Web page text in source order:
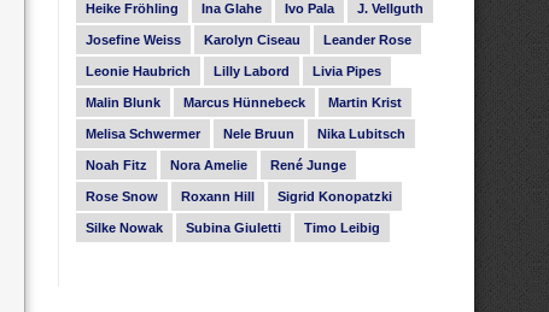
Heike Fröhling Ina Glahe Ivo Pala J. Vellguth
Josefine Weiss Karolyn Ciseau Leander Rose
Leonie Haubrich Lilly Labord Livia Pipes
Malin Blunk Marcus Hünnebeck Martin Krist
Melisa Schwermer Nele Bruun Nika Lubitsch
Noah Fitz Nora Amelie René Junge
Rose Snow Roxann Hill Sigrid Konopatzki
Silke Nowak Subina Giuletti Timo Leibig